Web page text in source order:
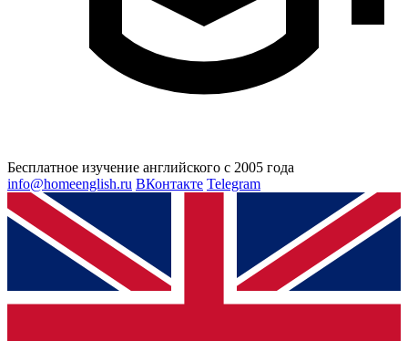
Бесплатное изучение английского с 2005 года
info@homeenglish.ru ВКонтакте Telegram